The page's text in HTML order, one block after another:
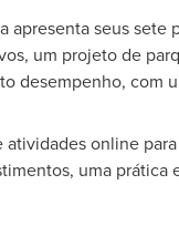
apresenta seus
um projeto de
desempenho,
atividades online
uma